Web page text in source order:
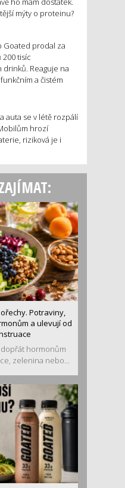
mýty o proteinu?
Goated prodal za
200 tisíc
Reaguje na
a čistém
auta se v létě rozpálí
hrozí
riziková je i
Potraviny,
a ulevují od
hormonům
zelenina nebo...